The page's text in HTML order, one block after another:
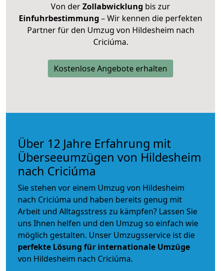
Von derZollabwicklung bis zur
Einfuhrbestimmung – Wir kennen die perfekten
Partner für den Umzug von Hildesheim nach
Criciúma.
Kostenlose Angebote erhalten
Über 12 Jahre Erfahrung mit
Überseeumzügen von Hildesheim
nach Criciúma
Sie stehen vor einem Umzug von Hildesheim
nach Criciúma und haben bereits genug mit
Arbeit und Alltagsstress zu kämpfen? Lassen Sie
uns Ihnen helfen und den Umzug so einfach wie
möglich gestalten. Unser Umzugsservice ist die
perfekte Lösung für internationale Umzüge
von Hildesheim nach Criciúma.